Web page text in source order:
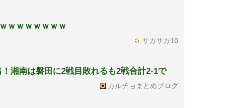
ｗｗｗｗｗｗｗ
サカサカ10
湘南は磐田に2戦目敗れるも2戦合計2-1で
カルチョまとめブログ